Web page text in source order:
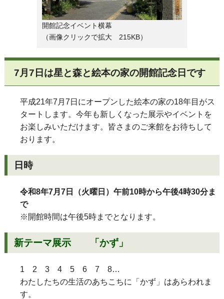
開館記念イベント横幕
（画像クリックで拡大 215KB）
7月7日は星と森と絵本の家の開館記念日です
平成21年7月7日にオープンした絵本の家の18年目がス
タートします。今年も新しくなった展示やイベントを
お楽しみいただけます。皆さまのご来館をお待ちして
おります。
日時
令和8年7月7日（火曜日）午前10時から午後4時30分ま
で
※開館時間は午後5時までとなります。
新テーマ展示 「かず」
1 2 3 4 5 6 7 8…
わたしたちの生活のあちこちに「かず」はあらわれま
す。